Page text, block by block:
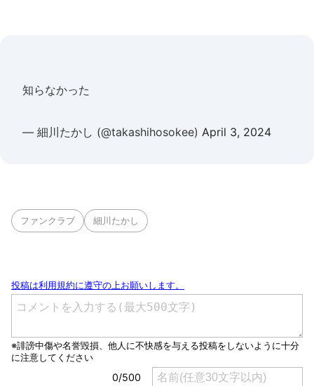
知らなかった
— 細川たかし (@takashihosokee) April 3, 2024
ファンクラブ 細川たかし